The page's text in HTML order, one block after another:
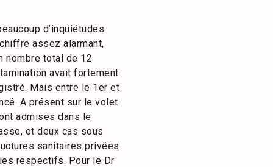
d’inquiétudes
assez alarmant,
nombre total de 12
avait fortement
Mais entre le 1er et
A présent sur le volet
admises dans le
et deux cas sous
sanitaires privées
respectifs. Pour le Dr